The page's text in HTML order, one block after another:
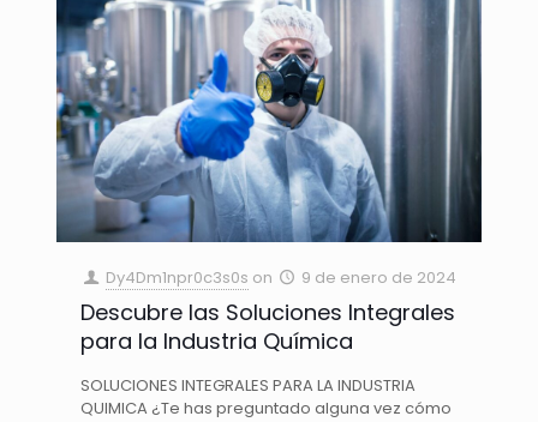
Dy4Dm1npr0c3s0s on 9 de enero de 2024
Descubre las Soluciones Integrales
para la Industria Química
SOLUCIONES INTEGRALES PARA LA INDUSTRIA
QUIMICA ¿Te has preguntado alguna vez cómo